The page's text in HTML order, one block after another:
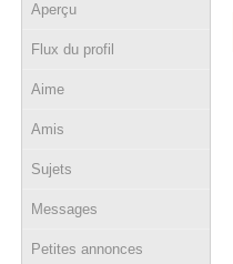
Aperçu
Flux du profil
Aime
Amis
Sujets
Messages
Petites annonces